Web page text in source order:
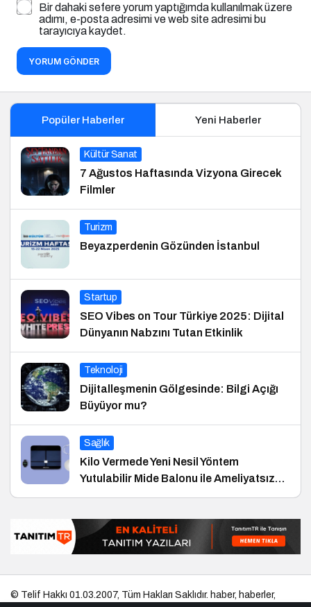
Bir dahaki sefere yorum yaptığımda kullanılmak üzere
adımı, e-posta adresimi ve web site adresimi bu
tarayıcıya kaydet.
YORUM GÖNDER
Popüler Haberler Yeni Haberler
Kültür Sanat
7 Ağustos Haftasında Vizyona Girecek
Filmler
Turizm
Beyazperdenin Gözünden İstanbul
Startup
SEO Vibes on Tour Türkiye 2025: Dijital
Dünyanın Nabzını Tutan Etkinlik
Teknoloji
Dijitalleşmenin Gölgesinde: Bilgi Açığı
Büyüyor mu?
Sağlık
Kilo Vermede Yeni Nesil Yöntem
Yutulabilir Mide Balonu ile Ameliyatsız
Konforlu ve Hızlı Bir Çözüm
© Telif Hakkı 01.03.2007, Tüm Hakları Saklıdır. haber, haberler,